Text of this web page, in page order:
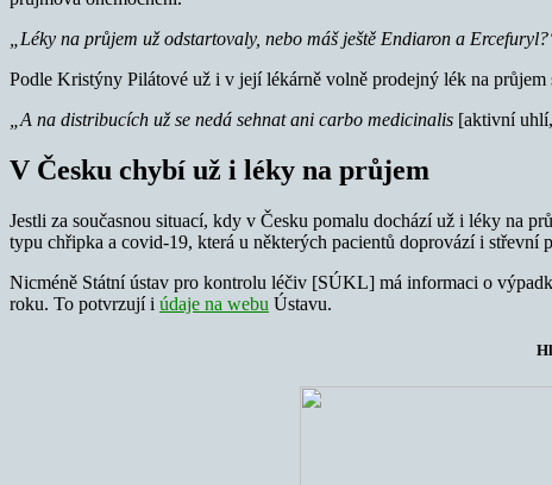
„Léky na průjem už odstartovaly, nebo máš ještě Endiaron a
Podle Kristýny Pilátové už i v její lékárně volně prodejný lék na průjem
„A na distribucích už se nedá sehnat ani carbo medicinalis [aktivní
V Česku chybí už i léky na průjem
Jestli za současnou situací, kdy v Česku pomalu dochází už i léky na
typu chřipka a covid-19, která u některých pacientů doprovází i střevní
Nicméně Státní ústav pro kontrolu léčiv [SÚKL] má informaci o
roku. To potvrzují i údaje na webu Ústavu.